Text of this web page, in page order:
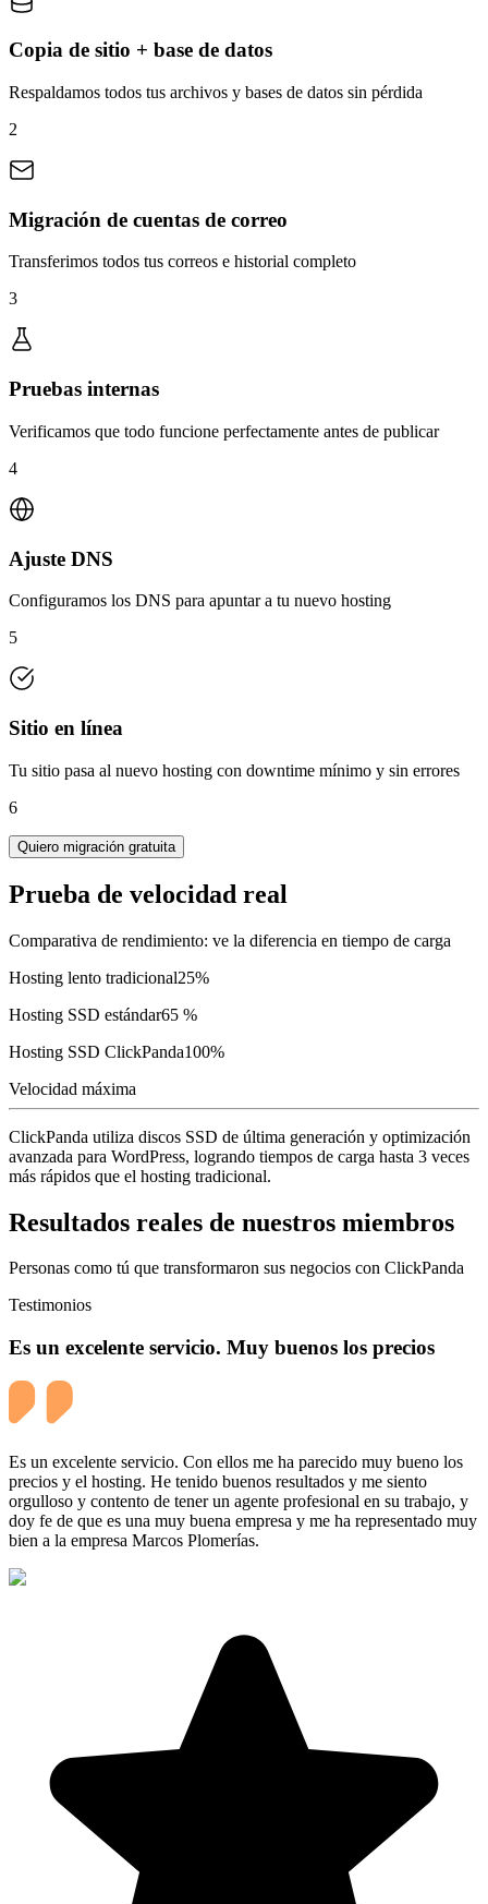
Copia de sitio + base de datos
Respaldamos todos tus archivos y bases de datos sin pérdida
2
Migración de cuentas de correo
Transferimos todos tus correos e historial completo
3
Pruebas internas
Verificamos que todo funcione perfectamente antes de publicar
4
Ajuste DNS
Configuramos los DNS para apuntar a tu nuevo hosting
5
Sitio en línea
Tu sitio pasa al nuevo hosting con downtime mínimo y sin errores
6
Quiero migración gratuita
Prueba de velocidad real
Comparativa de rendimiento: ve la diferencia en tiempo de carga
Hosting lento tradicional25%
Hosting SSD estándar65 %
Hosting SSD ClickPanda100%
Velocidad máxima
ClickPanda utiliza discos SSD de última generación y optimización
avanzada para WordPress, logrando tiempos de carga hasta 3 veces
más rápidos que el hosting tradicional.
Resultados reales de nuestros miembros
Personas como tú que transformaron sus negocios con ClickPanda
Testimonios
Es un excelente servicio. Muy buenos los precios
Es un excelente servicio. Con ellos me ha parecido muy bueno los
precios y el hosting. He tenido buenos resultados y me siento
orgulloso y contento de tener un agente profesional en su trabajo, y
doy fe de que es una muy buena empresa y me ha representado muy
bien a la empresa Marcos Plomerías.